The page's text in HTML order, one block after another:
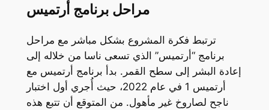
مراحل برنامج أرتميس
ترتبط فكرة المشروع بشكل مباشر مع مراحل
برنامج “أرتميس” الذي تسعى ناسا من خلاله إلى
إعادة البشر إلى سطح القمر. بدأ برنامج أرتميس مع
أرتميس 1 في عام 2022، حيث أُجري أول اختبار
ناجح لصاروخ غير مأهول. من المتوقع أن تتبع هذه